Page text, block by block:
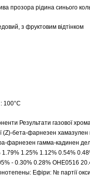
прозора рідина синього
з фруктовим відтінком
100°C
Результати газової
(Z)-бета-фарнезен хамазулен
фарнезен гамма-кадинен
1.25% 1.12% 0.54%
- 0.30% 0.28% OHE0516
Ефіри: № партії